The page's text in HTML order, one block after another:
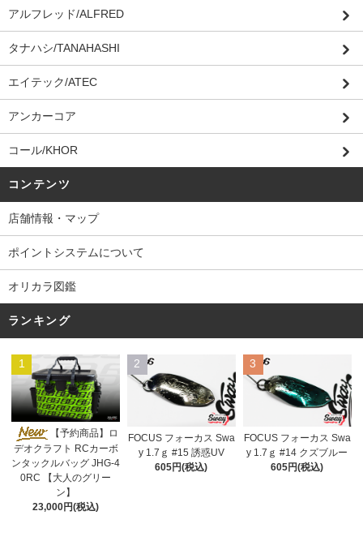
アルフレッド/ALFRED
タナハシ/TANAHASHI
エイテック/ATEC
アンカーコア
コール/KHOR
コンテンツ
店舗情報・マップ
ポイントシステムについて
オリカラ図鑑
ランキング
1
【予約商品】ロ
デオクラフト RCカーボ
ンタックルバッグ JHG-4
0RC 【大人のグリー
ン】
23,000円(税込)
2
FOCUS フォーカス Swa
y 1.7ｇ #15 誘惑UV
605円(税込)
3
FOCUS フォーカス Swa
y 1.7ｇ #14 クズブルー
605円(税込)